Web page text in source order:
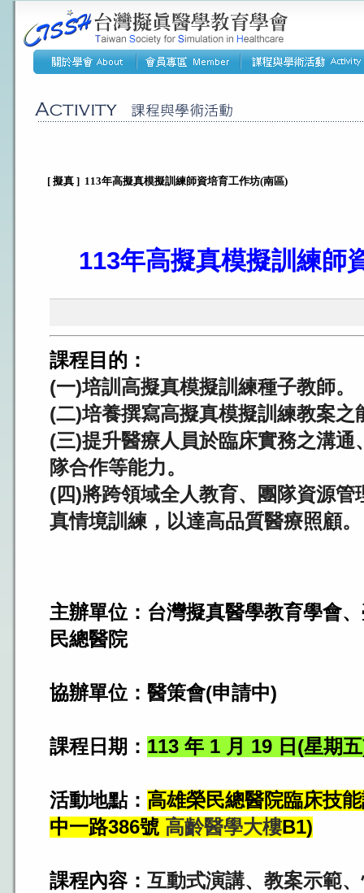
[ 擬真 ] 113年高擬真模擬訓練師資培育工作坊(南區)
113年高擬真模擬訓練師
課程目的：
(一)培訓高擬真模擬訓練種子教師。
(二)培養撰寫高擬真模擬訓練教案
(三)提升醫療人員於臨床實務之溝
隊合作等能力。
(四)將跨領域全人教育、團隊資源
真情境訓練，以達高品質醫療照顧。
主辦單位： 台灣擬真醫學教育學會
民總醫院
協辦單位：醫策會(申請中)
課程日期： 113 年 1 月 19 日(星期
活動地點： 高雄榮民總醫院臨床技
中一路386號 高齡醫學大樓B1)
課程內容： 互動式演講、教案示範